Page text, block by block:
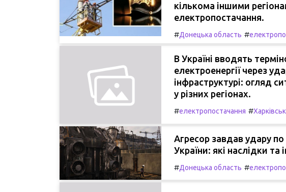
кількома іншими
електропостачання.
#Донецька область #
В Україні вводять
електроенергії через
інфраструктурі: огляд
у різних регіонах.
#електропостачання #
Агресор завдав удару по
України: які наслідки
#Донецька область #